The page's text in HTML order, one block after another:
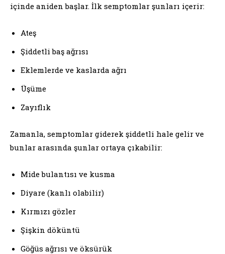
içinde aniden başlar. İlk semptomlar şunları içerir:
Ateş
Şiddetli baş ağrısı
Eklemlerde ve kaslarda ağrı
Üşüme
Zayıflık
Zamanla, semptomlar giderek şiddetli hale gelir ve
bunlar arasında şunlar ortaya çıkabilir:
Mide bulantısı ve kusma
Diyare (kanlı olabilir)
Kırmızı gözler
Şişkin döküntü
Göğüs ağrısı ve öksürük